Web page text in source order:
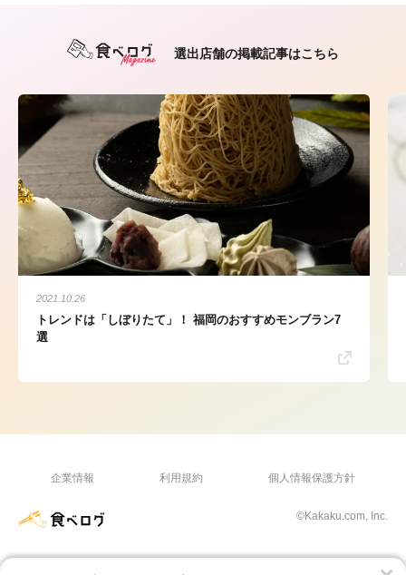
選出店舗の掲載記事はこちら
2021.10.26
トレンドは「しぼりたて」！ 福岡のおすすめモンブラン7
選
企業情報 利用規約 個人情報保護方針
©Kakaku.com, Inc.